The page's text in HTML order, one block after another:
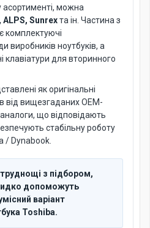
можна
ALPS, Sunrexта ін. Частина з
комплектуючі
виробників ноутбуків, а
клавіатури для вторинного
як оригінальні
від вищезгаданих OEM-
аналоги, що відповідають
стабільну роботу
/ Dynabook.
з підбором,
допоможуть
варіант
Toshiba.